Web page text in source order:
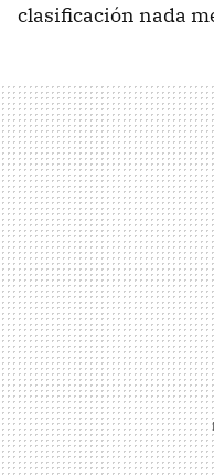
clasificación nada